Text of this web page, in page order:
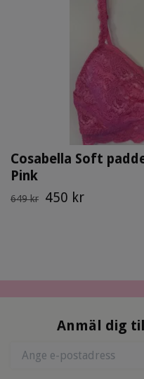
Cosabella Soft
Pink
649 kr 450 kr
Anmäl dig